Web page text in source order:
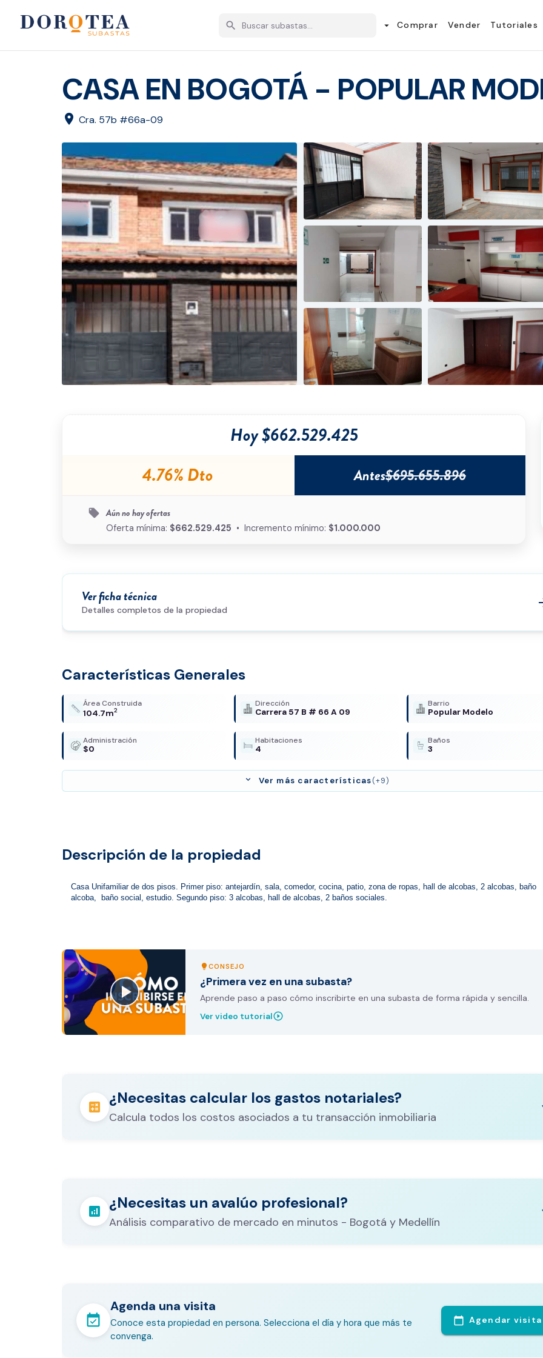
search arrow_drop_down Comprar Vender Tutoriales
CASA EN BOGOTÁ - POPULAR
location_on Cra. 57b #66a-09
Hoy $662.529.425
4.76% Dto
Antes$695.655.896
local_offer Aún no hay ofertas
Oferta mínima: $662.529.425 • Incremento mínimo: $1.000.000
Ver ficha técnica
Detalles completos de la propiedad
Características Generales
Área Construida
104.7m2
Dirección
Carrera 57 B # 66 A 09
Barrio
Popular Modelo
Administración
$0
Habitaciones
4
Baños
3
expand_more Ver más características(+9)
Descripción de la propiedad
Casa Unifamiliar de dos pisos. Primer piso: antejardín, sala, comedor, cocina, patio, zona de ropas, hall de alcobas, 2 alcobas, baño
alcoba,  baño social, estudio. Segundo piso: 3 alcobas, hall de alcobas, 2 baños sociales.
lightbulb CONSEJO
¿Primera vez en una subasta?
Aprende paso a paso cómo inscribirte en una subasta de forma rápida y sencilla.
Ver video tutorialplay_circle_outline
calculate ¿Necesitas calcular los gastos notariales?
Calcula todos los costos asociados a tu transacción inmobiliaria
Los gastos notariales incluyen escrituración,
legales que varían según el valor del
inmueble.
CALCULADORA DE GASTOS NOTARIALES
analytics ¿Necesitas un avalúo profesional?
Análisis comparativo de mercado en minutos - Bogotá y Medellín
event_available
Agenda una visita
Conoce esta propiedad en persona. Selecciona el día y hora que más te
convenga.
calendar_today Agendar visita